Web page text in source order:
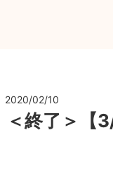
2020/02/10
＜終了＞【